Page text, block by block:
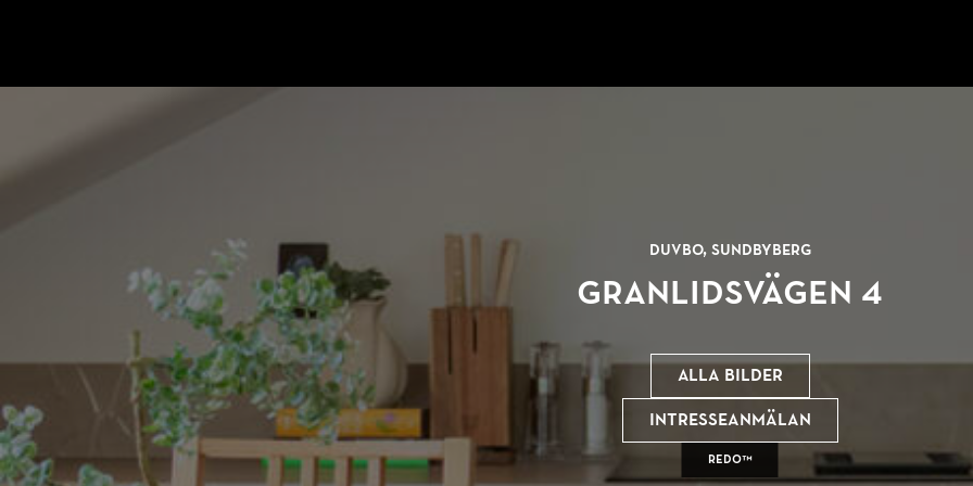
Duvbo, Sundbyberg
Granlidsvägen 4
REDO™
Alla bilder
Intresseanmälan